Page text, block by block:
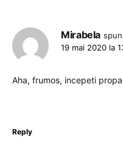
Mirabela
19 mai 2020 la
Aha, frumos, incepeti
Reply